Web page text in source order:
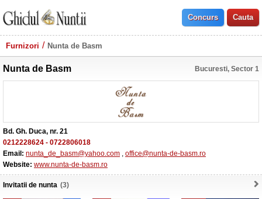
Furnizori Nunta de Basm
Nunta de Basm Bucuresti, Sector 1
Bd. Gh. Duca, nr. 21
0212228624 - 0722806018
Email: nunta_de_basm@yahoo.com , office@nunta-de-basm.ro
Website: www.nunta-de-basm.ro
Invitatii de nunta (3)